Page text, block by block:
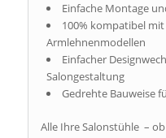
Einfache Montage
100% kompatibel
Armlehnenmodellen
Einfacher
Salongestaltung
Gedrehte Bauweise
Alle Ihre Salonstühle –